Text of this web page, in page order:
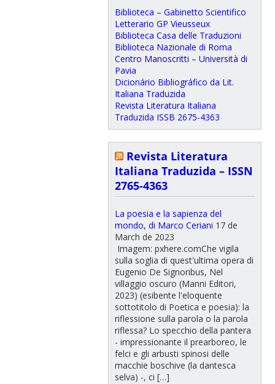
Biblioteca – Gabinetto Scientifico
Letterario GP Vieusseux
Biblioteca Casa delle Traduzioni
Biblioteca Nazionale di Roma
Centro Manoscritti – Università di
Pavia
Dicionário Bibliográfico da Lit.
Italiana Traduzida
Revista Literatura Italiana
Traduzida ISSB 2675-4363
Revista Literatura
Italiana Traduzida – ISSN
2765-4363
La poesia e la sapienza del
mondo, di Marco Ceriani 17 de
March de 2023
Imagem: pxhere.comChe vigila
sulla soglia di quest'ultima opera di
Eugenio De Signoribus, Nel
villaggio oscuro (Manni Editori,
2023) (esibente l'eloquente
sottotitolo di Poetica e poesia): la
riflessione sulla parola o la parola
riflessa? Lo specchio della pantera
- impressionante il prearboreo, le
felci e gli arbusti spinosi delle
macchie boschive (la dantesca
selva) -, ci […]